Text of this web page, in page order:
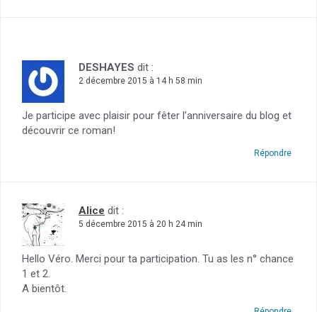
DESHAYES dit :
2 décembre 2015 à 14 h 58 min
Je participe avec plaisir pour fêter l’anniversaire du blog et
découvrir ce roman!
Répondre
Alice dit :
5 décembre 2015 à 20 h 24 min
Hello Véro. Merci pour ta participation. Tu as les n° chance
1 et 2.
A bientôt.